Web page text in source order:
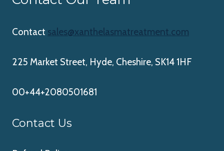
Contact sales@xanthelasmatreatment.com
225 Market Street, Hyde, Cheshire, SK14 1HF
00+44+2080501681
Contact Us